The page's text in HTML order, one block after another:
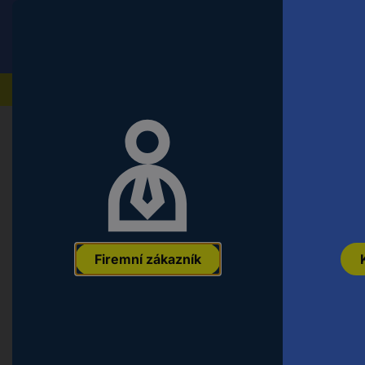
Firemní zákazník
Počítače a kancelářská technika
Maul flipchart MAULstandard (š x
poličky, vč. držáku bloku, vč.
4002390052559 Označení výrobce: Objednací číslo: